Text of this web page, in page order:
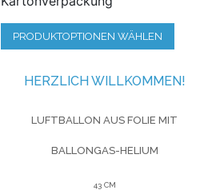
PRODUKTOPTIONEN WÄHLEN
HERZLICH WILLKOMMEN!
LUFTBALLON AUS FOLIE MIT
BALLONGAS-HELIUM
43 CM